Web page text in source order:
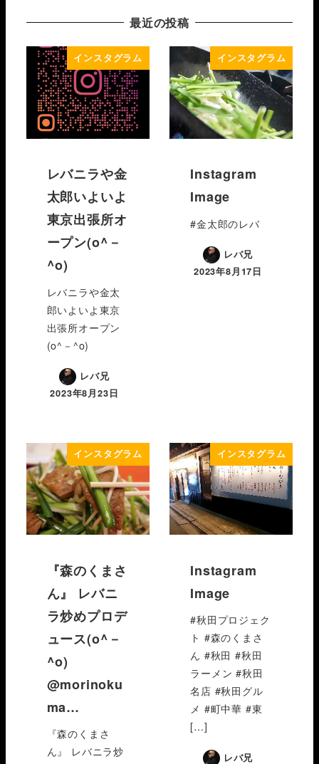
最近の投稿
インスタグラム
レバニラや金
太郎いよいよ
東京出張所オ
ープン(o^－
^o)
レバニラや金太
郎いよいよ東京
出張所オープン
(o^－^o)
レバ兄
2023年8月23日
インスタグラム
Instagram
Image
#金太郎のレバ
レバ兄
2023年8月17日
インスタグラム
『森のくまさ
ん』 レバニ
ラ炒めプロデ
ュース(o^－
^o)
@morinoku
ma…
『森のくまさ
ん』 レバニラ炒
インスタグラム
Instagram
Image
#秋田プロジェク
ト #森のくまさ
ん #秋田 #秋田
ラーメン #秋田
名店 #秋田グル
メ #町中華 #東
[…]
レバ兄